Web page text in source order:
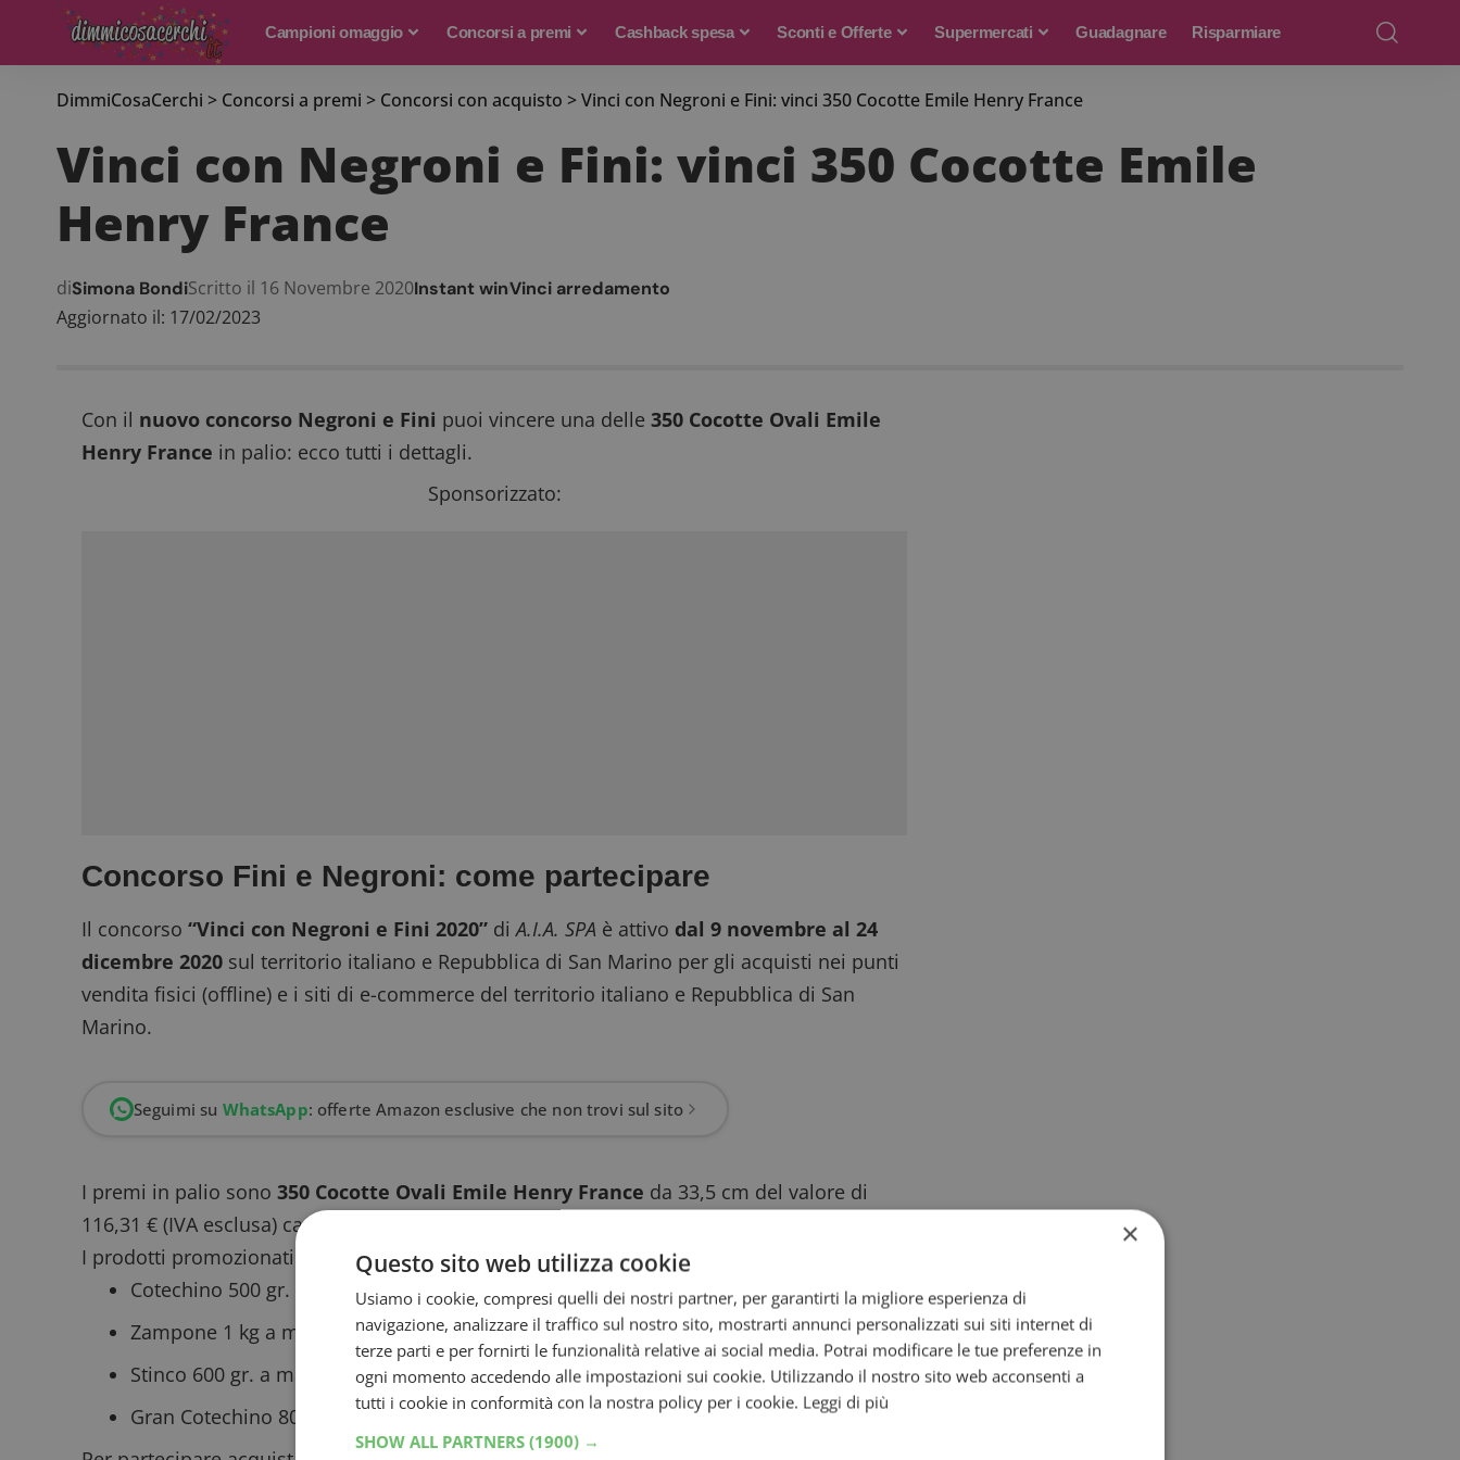
Campioni omaggio Concorsi a premi Cashback spesa Sconti e Offerte Supermercati Guadagnare Risparmiare
DimmiCosaCerchi > Concorsi a premi > Concorsi con acquisto >Vinci con Negroni e Fini: vinci 350 Cocotte Emile Henry France
Vinci con Negroni e Fini: vinci 350 Cocotte Emile
Henry France
Aggiornato il: 17/02/2023
diSimona BondiScritto il 16 Novembre 2020Instant winVinci arredamento
Con il nuovo concorso Negroni e Fini puoi vincere una delle350 Cocotte Ovali Emile
Henry France in palio: ecco tutti i dettagli.
Sponsorizzato:
Concorso Fini e Negroni: come partecipare
Il concorso“Vinci con Negroni e Fini 2020” di A.I.A. SPA è attivo dal 9 novembre al 24
dicembre 2020 sul territorio italiano e Repubblica di San Marino per gli acquisti nei punti
vendita fisici (offline) e i siti di e-commerce del territorio italiano e Repubblica di San
Marino.
Seguimi su WhatsApp: offerte Amazon esclusive che non trovi sul sito
I premi in palio sono 350 Cocotte Ovali Emile Henry France da 33,5 cm del valore di
116,31 € (IVA esclusa) cadauna!
I prodotti promozionati sono le confezioni di:
Cotechino 500 gr. a marchio Fini e Negroni
Zampone 1 kg a marchio Fini e Negroni
Stinco 600 gr. a marchio Fini e Negroni
Gran Cotechino 800 gr. a marchio Negroni
×
Questo sito web utilizza cookie
Usiamo i cookie, compresi quelli dei nostri partner, per garantirti la migliore esperienza di
navigazione, analizzare il traffico sul nostro sito, mostrarti annunci personalizzati sui siti internet di
terze parti e per fornirti le funzionalità relative ai social media. Potrai modificare le tue preferenze in
ogni momento accedendo alle impostazioni sui cookie. Utilizzando il nostro sito web acconsenti a
tutti i cookie in conformità con la nostra policy per i cookie. Leggi di più
SHOW ALL PARTNERS (1900) →